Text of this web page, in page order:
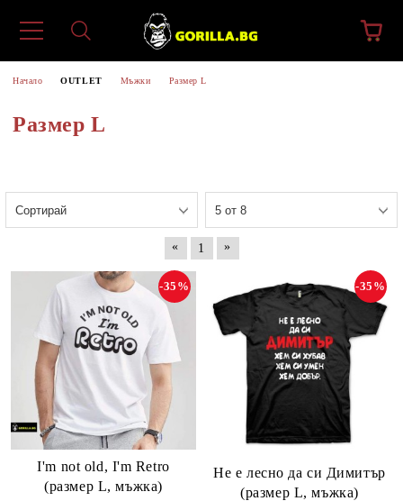
Начало OUTLET Мъжки Размер L
Размер L
« 1 »
I'm not old, I'm Retro
(размер L, мъжка)
-35%
Не е лесно да си Димитър
(размер L, мъжка)
-35%